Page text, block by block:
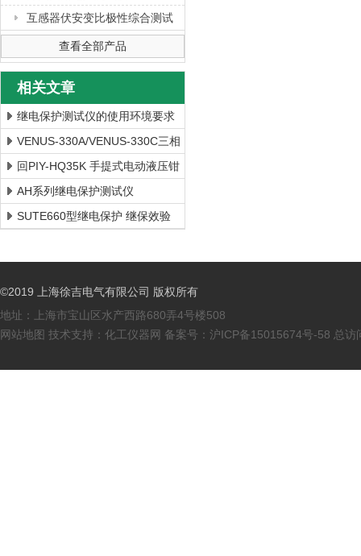
互感器伏安变比极性综合测试
查看全部产品
相关文章
继电保护测试仪的使用环境要求
VENUS-330A/VENUS-330C三相
继电保护测试仪
回PIY-HQ35K 手提式电动液压钳
上海徐吉专业制造
AH系列继电保护测试仪
SUTE660型继电保护 继保效验
©2019 上海徐吉电气有限公司 版权所有
地址：上海市宝山区水产西路680弄4号楼508
网站地图 技术支持： 化工仪器网 备案号： 沪ICP备15015674号-58 总访